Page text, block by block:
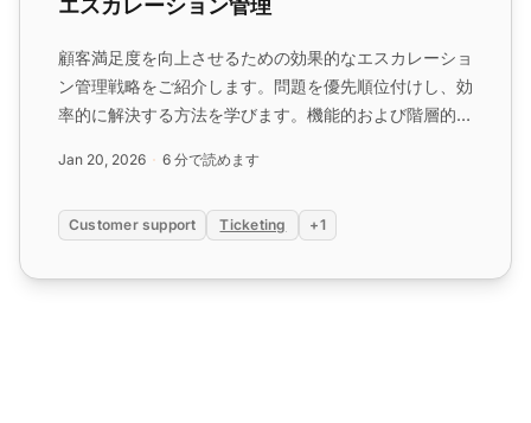
エスカレーション管理
顧客満足度を向上させるための効果的なエスカレーショ
ン管理戦略をご紹介します。問題を優先順位付けし、効
率的に解決する方法を学びます。機能的および階層的エ
Jan 20, 2026 6 分で読めます
Customer support Ticketing +1